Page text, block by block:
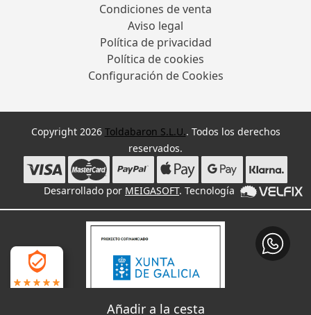
Condiciones de venta
Aviso legal
Política de privacidad
Política de cookies
Configuración de Cookies
Copyright 2026 Toldabaron S.L.U.. Todos los derechos
reservados.
Desarrollado por MEIGASOFT. Tecnología